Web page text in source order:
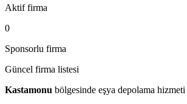
Aktif firma
0
Sponsorlu firma
Güncel firma listesi
Kastamonu bölgesinde eşya depolama hizmeti